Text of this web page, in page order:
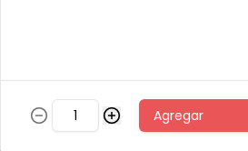
Sandwich 🍔 Agregar